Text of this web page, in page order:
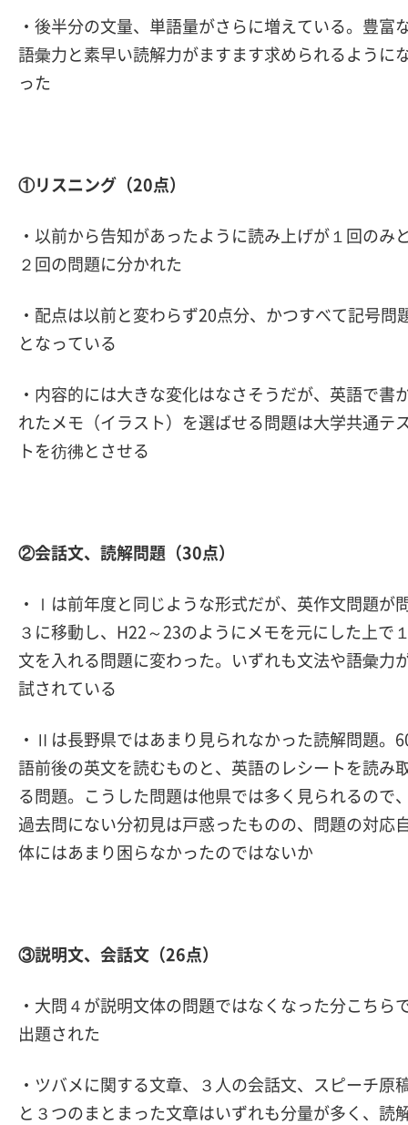
・後半分の文量、単語量がさらに増えている。豊富
語彙力と素早い読解力がますます求められるように
った
①リスニング（20点）
・以前から告知があったように読み上げが１回のみ
２回の問題に分かれた
・配点は以前と変わらず20点分、かつすべて記号問
となっている
・内容的には大きな変化はなさそうだが、英語で書
れたメモ（イラスト）を選ばせる問題は大学共通テ
トを彷彿とさせる
②会話文、読解問題（30点）
・Ⅰは前年度と同じような形式だが、英作文問題が
３に移動し、H22～23のようにメモを元にした上で
文を入れる問題に変わった。いずれも文法や語彙力
試されている
・Ⅱは長野県ではあまり見られなかった読解問題。
語前後の英文を読むものと、英語のレシートを読み
る問題。こうした問題は他県では多く見られるので
過去問にない分初見は戸惑ったものの、問題の対応
体にはあまり困らなかったのではないか
③説明文、会話文（26点）
・大問４が説明文体の問題ではなくなった分こちら
出題された
・ツバメに関する文章、３人の会話文、スピーチ原
と３つのまとまった文章はいずれも分量が多く、読